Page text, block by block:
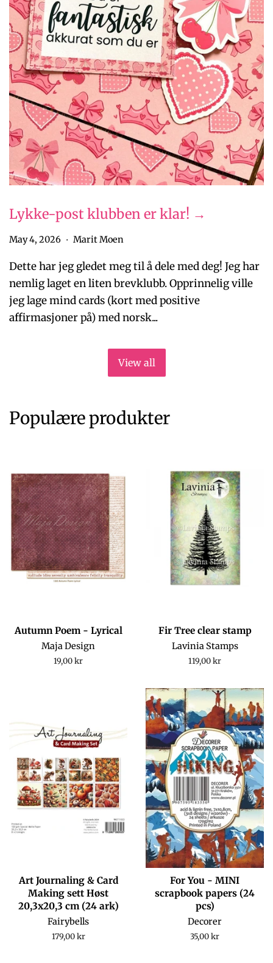
Lykke-post klubben er klar! →
May 4, 2026 • Marit Moen
Dette har jeg gledet meg til å dele med deg! Jeg har
nemlig laget en liten brevklubb. Opprinnelig ville
jeg lage mind cards (kort med positive
affirmasjoner på) med norsk...
View all
Populære produkter
Autumn Poem - Lyrical
Maja Design
Regular
19,00 kr
Fir Tree clear stamp
Lavinia Stamps
Regular
119,00 kr
Art Journaling & Card
Making sett Høst
20,3x20,3 cm (24 ark)
Fairybells
Regular
179,00 kr
For You - MINI
scrapbook papers (24
pcs)
Decorer
Regular
35,00 kr